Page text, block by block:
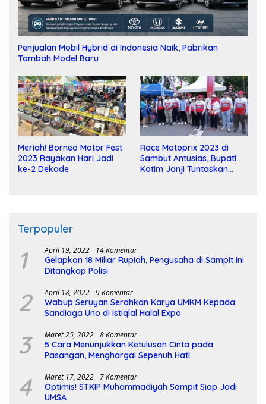
Penjualan Mobil Hybrid di Indonesia Naik, Pabrikan
Tambah Model Baru
Meriah! Borneo Motor Fest
2023 Rayakan Hari Jadi
ke-2 Dekade
Race Motoprix 2023 di
Sambut Antusias, Bupati
Kotim Janji Tuntaskan
Terpopuler
1 April 19, 2022 14 Komentar
Gelapkan 18 Miliar Rupiah, Pengusaha di Sampit Ini
Ditangkap Polisi
2 April 18, 2022 9 Komentar
Wabup Seruyan Serahkan Karya UMKM Kepada
Sandiaga Uno di Istiqlal Halal Expo
3 Maret 25, 2022 8 Komentar
5 Cara Menunjukkan Ketulusan Cinta pada
Pasangan, Menghargai Sepenuh Hati
4 Maret 17, 2022 7 Komentar
Optimis! STKIP Muhammadiyah Sampit Siap Jadi
UMSA